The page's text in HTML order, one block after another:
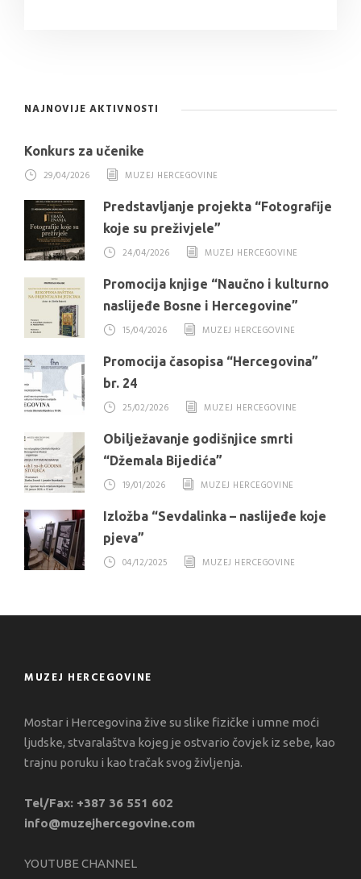
NAJNOVIJE AKTIVNOSTI
Konkurs za učenike
29/04/2026
MUZEJ HERCEGOVINE
Predstavljanje projekta “Fotografije
koje su preživjele”
24/04/2026
MUZEJ HERCEGOVINE
Promocija knjige “Naučno i kulturno
naslijeđe Bosne i Hercegovine”
15/04/2026
MUZEJ HERCEGOVINE
Promocija časopisa “Hercegovina”
br. 24
25/02/2026
MUZEJ HERCEGOVINE
Obilježavanje godišnjice smrti
“Džemala Bijedića”
19/01/2026
MUZEJ HERCEGOVINE
Izložba “Sevdalinka – naslijeđe koje
pjeva”
04/12/2025
MUZEJ HERCEGOVINE
MUZEJ HERCEGOVINE
Mostar i Hercegovina žive su slike fizičke i umne moći
ljudske, stvaralaštva kojeg je ostvario čovjek iz sebe, kao
trajnu poruku i kao tračak svog življenja.
Tel/Fax: +387 36 551 602
info@muzejhercegovine.com
YOUTUBE CHANNEL